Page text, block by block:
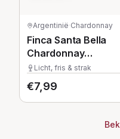
Argentinië·Chardonnay
Finca Santa Bella
Chardonnay
Winemaker's
Selection
Licht, fris & strak
€7,99